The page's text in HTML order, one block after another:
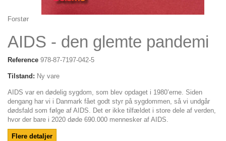
Forstør
AIDS - den glemte pandemi
Reference 978-87-7197-042-5
Tilstand: Ny vare
AIDS var en dødelig sygdom, som blev opdaget i 1980’erne. Siden
dengang har vi i Danmark fået godt styr på sygdommen, så vi undgår
dødsfald som følge af AIDS. Det er ikke tilfældet i store dele af verden,
hvor der bare i 2020 døde 690.000 mennesker af AIDS.
Flere detaljer